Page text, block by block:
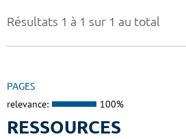
Résultats 1 à 1 sur 1 au total
PAGES
relevance: 100%
RESSOURCES